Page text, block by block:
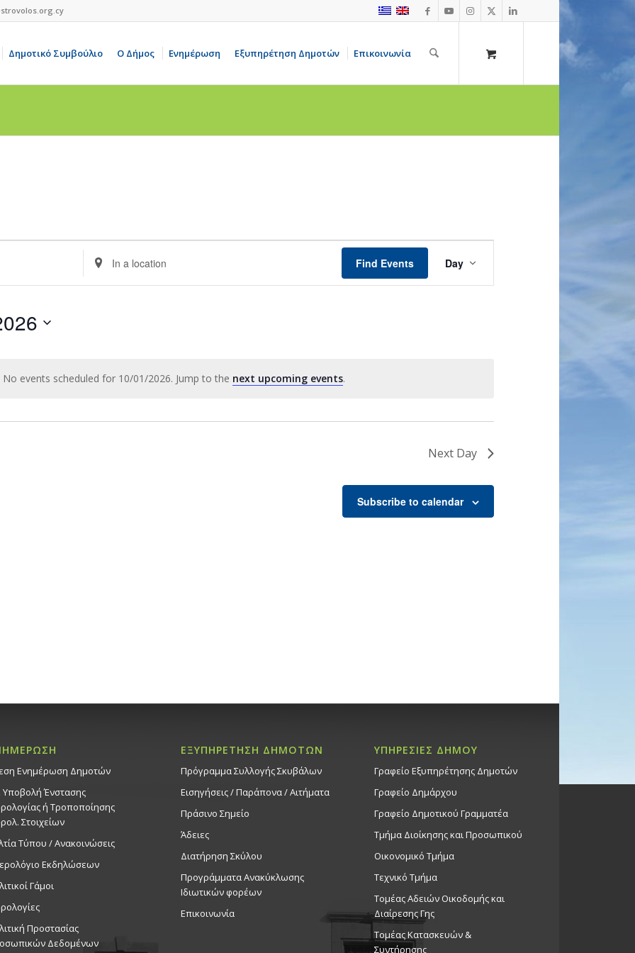
Δημοτικό Συμβούλιο Ο Δήμος Ενημέρωση Εξυπηρέτηση Δημοτών Επικοινωνία
Notice
No events scheduled for 10/01/2026. Jump to the next upcoming events.
Enter
Location.
Search
Find Events
Views
Day
Next Day
Subscribe to calendar
Ενημέρωση Δημοτών
Υποβολή Ένστασης
ή Τροποποίησης
Στοιχείων
Τύπου / Ανακοινώσεις
Εκδηλώσεων
Γάμοι
Προστασίας
Δεδομένων
ΕΞΥΠΗΡΕΤΗΣΗ ΔΗΜΟΤΩΝ
Πρόγραμμα Συλλογής Σκυβάλων
Εισηγήσεις / Παράπονα / Αιτήματα
Πράσινο Σημείο
Άδειες
Διατήρηση Σκύλου
Προγράμματα Ανακύκλωσης
Ιδιωτικών φορέων
Επικοινωνία
ΥΠΗΡΕΣΙΕΣ ΔΗΜΟΥ
Γραφείο Εξυπηρέτησης Δημοτών
Γραφείο Δημάρχου
Γραφείο Δημοτικού Γραμματέα
Τμήμα Διοίκησης και Προσωπικού
Οικονομικό Τμήμα
Τεχνικό Τμήμα
Τομέας Αδειών Οικοδομής και
Διαίρεσης Γης
Τομέας Κατασκευών &
Συντήρησης